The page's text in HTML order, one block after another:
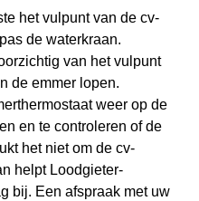
het vulpunt van de cv-
de waterkraan.
van het vulpunt
de emmer lopen.
weer op de
en te controleren of de
het niet om de cv-
helpt Loodgieter-
bij. Een afspraak met uw